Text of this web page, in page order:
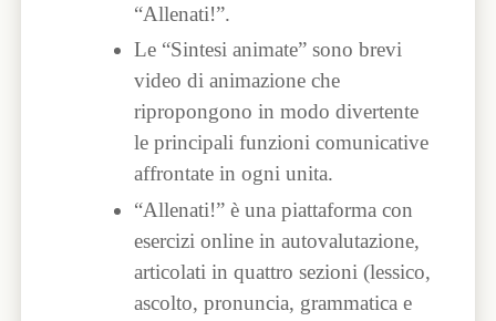
“Allenati!”.
Le “Sintesi animate” sono brevi
video di animazione che
ripropongono in modo divertente
le principali funzioni comunicative
affrontate in ogni unita.
“Allenati!” è una piattaforma con
esercizi online in autovalutazione,
articolati in quattro sezioni (lessico,
ascolto, pronuncia, grammatica e